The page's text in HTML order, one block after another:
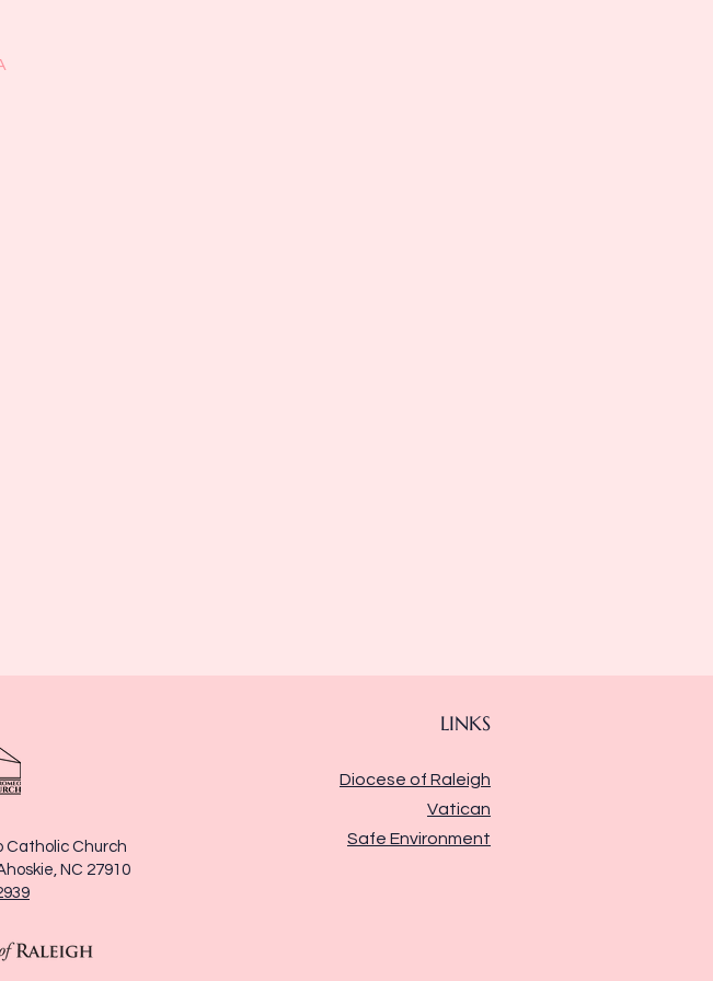
Catholic Church
NC 27910
LINKS
Diocese of Raleigh
Vatican
Safe Environment